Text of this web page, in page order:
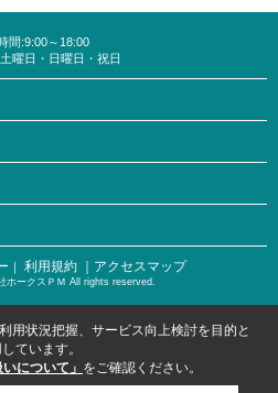
間:9:00～18:00
曜日・日曜日・祝日
｜ 利用規約 ｜アクセスマップ
ホークスＰＭ All rights reserved.
用状況把握、サービス向上検討を目的と
ています。
について」 をご確認ください。